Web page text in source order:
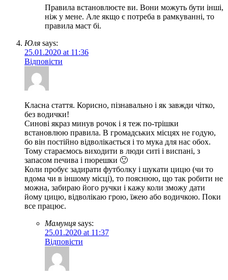
Правила встановлюєте ви. Вони можуть бути інші,
ніж у мене. Але якщо є потреба в рамкуванні, то
правила маст бі.
Юля says:
25.01.2020 at 11:36
Відповісти
Класна стаття. Корисно, пізнавально і як завжди чітко,
без водички!
Синові якраз минув рочок і я теж по-трішки
встановлюю правила. В громадських місцях не годую,
бо він постійно відволікається і то мука для нас обох.
Тому стараємось виходити в люди ситі і виспані, з
запасом печива і пюрешки 🙂
Коли пробує задирати футболку і шукати цицю (чи то
вдома чи в іншому місці), то пояснюю, що так робити не
можна, забираю його ручки і кажу коли зможу дати
йому цицю, відволікаю грою, їжею або водичкою. Поки
все працює.
Мамунця says:
25.01.2020 at 11:37
Відповісти